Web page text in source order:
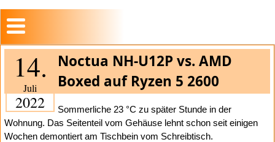
14.
Juli
2022
Noctua NH-U12P vs. AMD
Boxed auf Ryzen 5 2600
Sommerliche 23 °C zu später Stunde in der
Wohnung. Das Seitenteil vom Gehäuse lehnt schon seit einigen
Wochen demontiert am Tischbein vom Schreibtisch.